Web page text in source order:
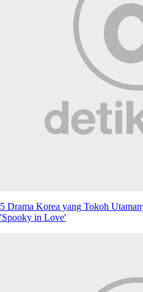
5 Drama Korea yang Tokoh
'Spooky in Love'